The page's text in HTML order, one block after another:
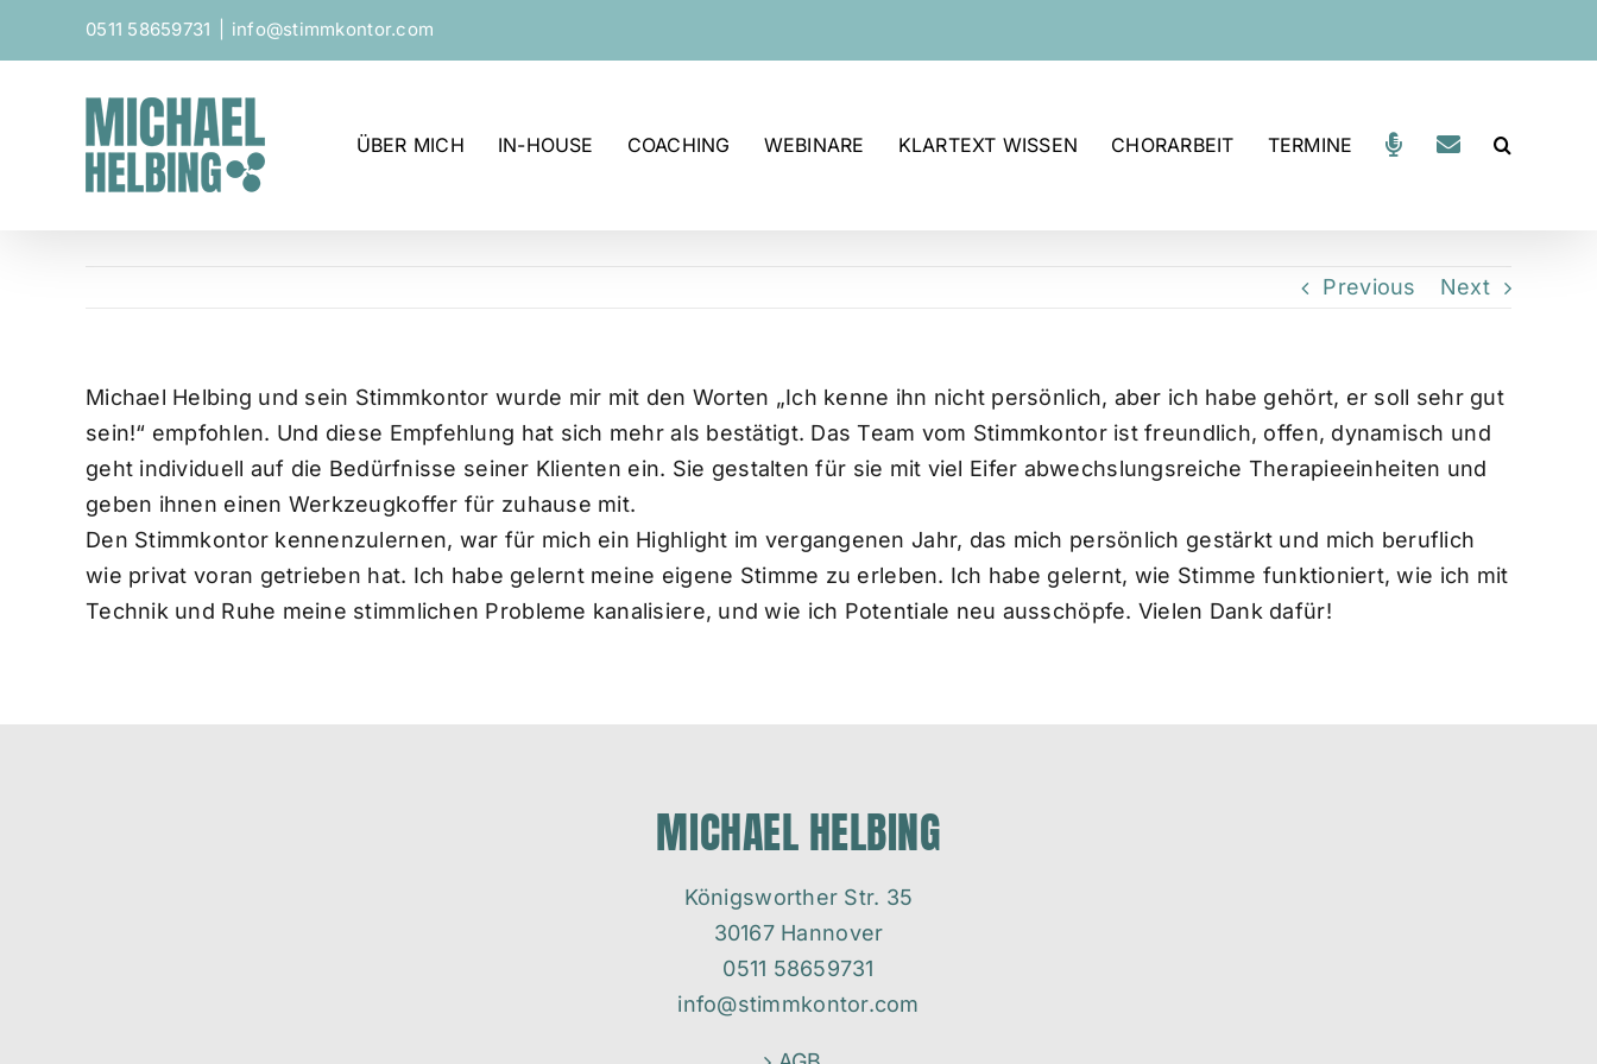
0511 58659731 info@stimmkontor.com
ÜBER MICH IN-HOUSE COACHING WEBINARE KLARTEXT WISSEN CHORARBEIT TERMINE
Previous Next
Michael Helbing und sein Stimmkontor wurde mir mit den Worten „Ich kenne ihn nicht persönlich, aber ich habe gehört, er soll sehr gut
sein!“ empfohlen. Und diese Empfehlung hat sich mehr als bestätigt. Das Team vom Stimmkontor ist freundlich, offen, dynamisch und
geht individuell auf die Bedürfnisse seiner Klienten ein. Sie gestalten für sie mit viel Eifer abwechslungsreiche Therapieeinheiten und
geben ihnen einen Werkzeugkoffer für zuhause mit.
Den Stimmkontor kennenzulernen, war für mich ein Highlight im vergangenen Jahr, das mich persönlich gestärkt und mich beruflich
wie privat voran getrieben hat. Ich habe gelernt meine eigene Stimme zu erleben. Ich habe gelernt, wie Stimme funktioniert, wie ich mit
Technik und Ruhe meine stimmlichen Probleme kanalisiere, und wie ich Potentiale neu ausschöpfe. Vielen Dank dafür!
MICHAEL HELBING
Königsworther Str. 35
30167 Hannover
0511 58659731
info@stimmkontor.com